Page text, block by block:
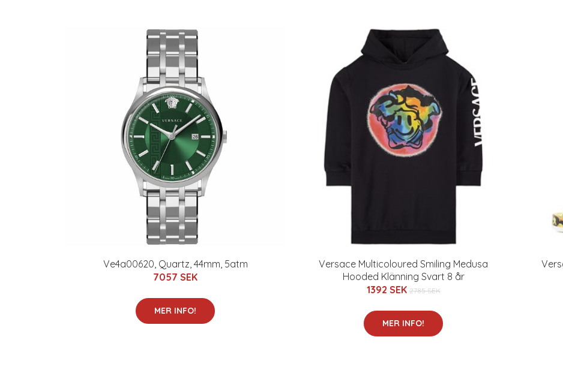
Ve4a00620, Quartz, 44mm, 5atm
7057 SEK
MER INFO!
Versace Multicoloured Smiling Medusa
Hooded Klänning Svart 8 år
1392 SEK 2785 SEK
MER INFO!